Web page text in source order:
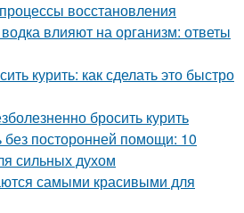
восстановления
влияют на организм: ответы
курить: как сделать это быстро
бросить курить
без посторонней помощи: 10
сильных духом
самыми красивыми для